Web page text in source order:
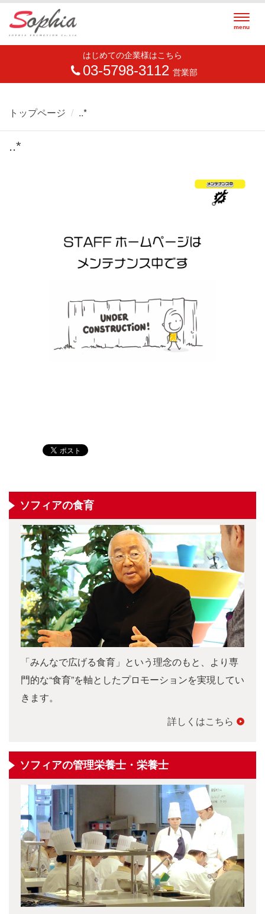
menu
はじめての企業様はこちら
03-5798-3112 営業部
トップページ ..*
..*
ソフィアの食育
「みんなで広げる食育」という理念のもと、より専
門的な“食育”を軸としたプロモーションを実現してい
きます。
詳しくはこちら
ソフィアの管理栄養士・栄養士